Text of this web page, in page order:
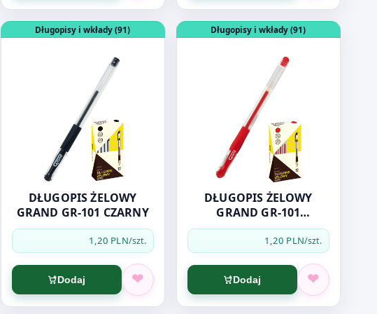
GRAND GR-101 NIEBIESKI
Otwórz produkt: DŁUGOPIS ŻELOWY GRAND GR-101 CZARNY
Długopisy i wkłady (91)
DŁUGOPIS ŻELOWY
GRAND GR-101 CZARNY
1,20 PLN/szt.
Dodaj
Otwórz produkt: DŁUGOPIS ŻELOWY
Długopisy i wkłady (91)
DŁUGOPIS ŻELOWY
GRAND GR-101
CZERWONY
1,20 PLN/szt.
Dodaj